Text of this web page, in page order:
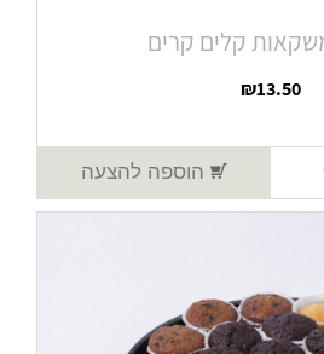
קלים קרים
₪13.50
הוספה להצעה